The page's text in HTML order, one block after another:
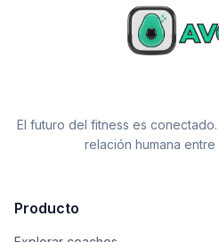
El futuro del fitness es
relación humana
Producto